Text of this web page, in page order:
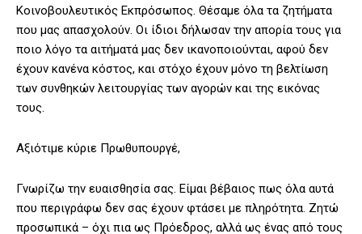
Κοινοβουλευτικός Εκπρόσωπος. Θέσαμε όλα τα ζητήματα
που μας απασχολούν. Οι ίδιοι δήλωσαν την απορία τους για
ποιο λόγο τα αιτήματά μας δεν ικανοποιούνται, αφού δεν
έχουν κανένα κόστος, και στόχο έχουν μόνο τη βελτίωση
των συνθηκών λειτουργίας των αγορών και της εικόνας
τους.
Αξιότιμε κύριε Πρωθυπουργέ,
Γνωρίζω την ευαισθησία σας. Είμαι βέβαιος πως όλα αυτά
που περιγράφω δεν σας έχουν φτάσει με πληρότητα. Ζητώ
προσωπικά – όχι πια ως Πρόεδρος, αλλά ως ένας από τους